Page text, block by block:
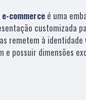
commerceé uma
customizada
remetem à
e possuir dimensões